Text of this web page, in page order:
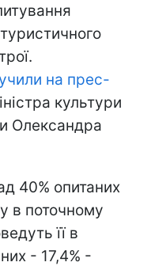
на прес-
культури
Олександра
40% опитаних
в поточному
її в
- 17,4% -